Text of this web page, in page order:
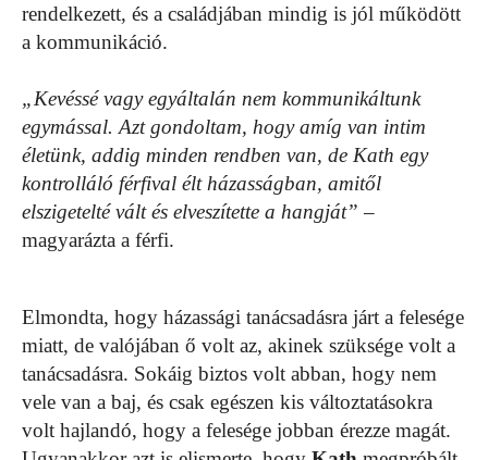
rendelkezett, és a családjában mindig is jól működött
a kommunikáció.
„Kevéssé vagy egyáltalán nem kommunikáltunk
egymással. Azt gondoltam, hogy amíg van intim
életünk, addig minden rendben van, de Kath egy
kontrolláló férfival élt házasságban, amitől
elszigetelté vált és elveszítette a hangját” –
magyarázta a férfi.
Elmondta, hogy házassági tanácsadásra járt a felesége
miatt, de valójában ő volt az, akinek szüksége volt a
tanácsadásra. Sokáig biztos volt abban, hogy nem
vele van a baj, és csak egészen kis változtatásokra
volt hajlandó, hogy a felesége jobban érezze magát.